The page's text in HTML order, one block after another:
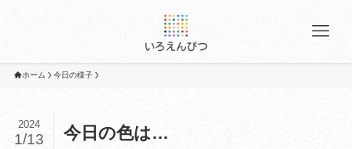
ホーム 今日の様子
今日の色は…
2024
1/13